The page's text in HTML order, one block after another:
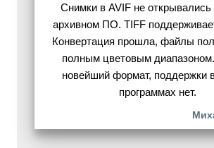
Снимки в AVIF не
архивном ПО. TIFF
Конвертация прошла, файлы
полным цветовым
новейший формат, поддержки
программах нет.